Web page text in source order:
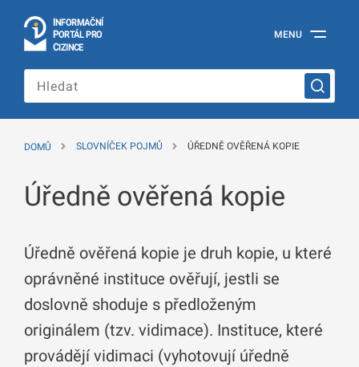
INFORMAČNÍ
PORTÁL PRO
CIZINCE
portál
cizince
Ministerstva
České
MENU
DOMŮ SLOVNÍČEK POJMŮ ÚŘEDNĚ OVĚŘENÁ KOPIE
Úředně ověřená kopie
Úředně ověřená kopie je druh kopie, u které
oprávněné instituce ověřují, jestli se
doslovně shoduje s předloženým
originálem (tzv. vidimace). Instituce, které
provádějí vidimaci (vyhotovují úředně